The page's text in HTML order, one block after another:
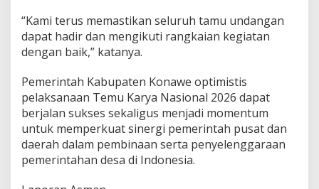
“Kami terus memastikan seluruh tamu undangan
dapat hadir dan mengikuti rangkaian kegiatan
dengan baik,” katanya.
Pemerintah Kabupaten Konawe optimistis
pelaksanaan Temu Karya Nasional 2026 dapat
berjalan sukses sekaligus menjadi momentum
untuk memperkuat sinergi pemerintah pusat dan
daerah dalam pembinaan serta penyelenggaraan
pemerintahan desa di Indonesia.